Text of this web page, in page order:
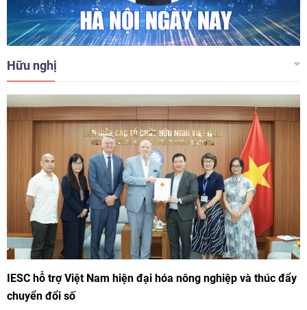
Hữu nghị
IESC hỗ trợ Việt Nam hiện đại hóa nông nghiệp và thúc đẩy
chuyển đổi số